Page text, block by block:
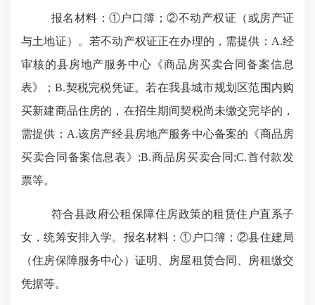
报名材料 ： ①户口簿；②不动产权证（或房产证
与土地证）。 若不动产权证正在办理的，需提供： A.经
审核的县房地产服务中心《商品房买卖合同备案信息
表》；B.契税完税凭证。若在我县城市规划区范围内购
买新建商品住房的，在招生期间契税尚未缴交完毕的，
需提供： A.该房产经县房地产服务中心备案的《商品房
买卖合同备案信息表》 ;B.商品房买卖合同 ;C.首付款发
票等。
符合县政府公租保障住房政策的租赁住户直系子
女，统筹安排入学。 报名材料 ：①户口簿；②县住建局
（住房保障服务中心）证明、房屋租赁合同、房租缴交
凭据等。